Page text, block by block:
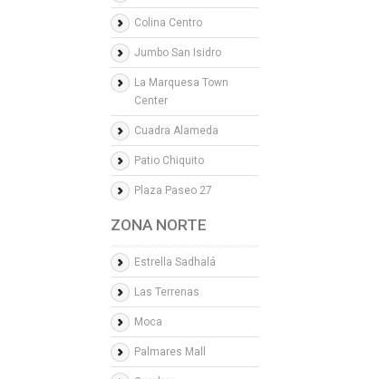
Colina Centro
Jumbo San Isidro
La Marquesa Town
Center
Cuadra Alameda
Patio Chiquito
Plaza Paseo 27
ZONA NORTE
Estrella Sadhalá
Las Terrenas
Moca
Palmares Mall